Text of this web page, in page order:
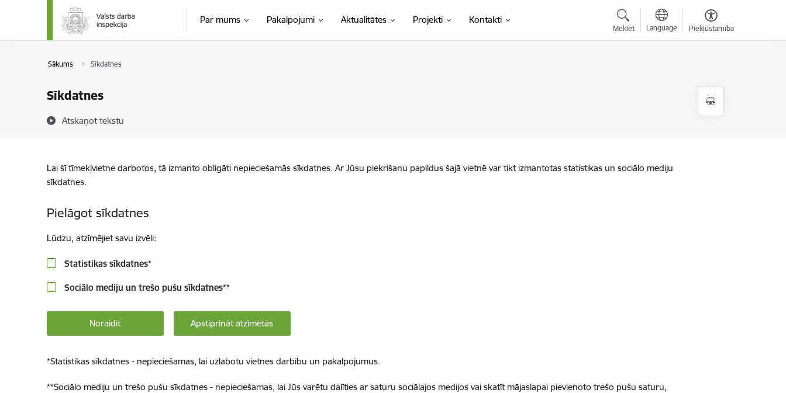
Pāriet uz lapas saturu
Par mums Pakalpojumi Aktualitātes Projekti Kontakti
Meklēt Language Piekļūstamība
Sākums Sīkdatnes
Sīkdatnes
Atskaņot tekstu
Lai šī tīmekļvietne darbotos, tā izmanto obligāti nepieciešamās sīkdatnes. Ar Jūsu piekrišanu papildus šajā vietnē var tikt izmantotas statistikas un sociālo mediju
sīkdatnes.
Pielāgot sīkdatnes
Lūdzu, atzīmējiet savu izvēli:
Statistikas sīkdatnes*
Sociālo mediju un trešo pušu sīkdatnes**
Noraidīt Apstiprināt atzīmētās
*Statistikas sīkdatnes - nepieciešamas, lai uzlabotu vietnes darbību un pakalpojumus.
**Sociālo mediju un trešo pušu sīkdatnes - nepieciešamas, lai Jūs varētu dalīties ar saturu sociālajos medijos vai skatīt mājaslapai pievienoto trešo pušu saturu,